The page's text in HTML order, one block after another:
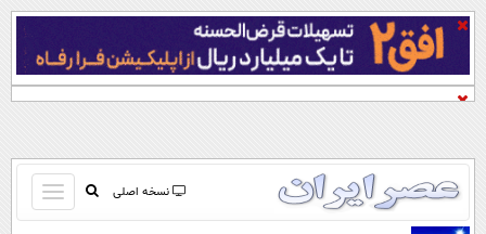
نسخه اصلی
باز
و